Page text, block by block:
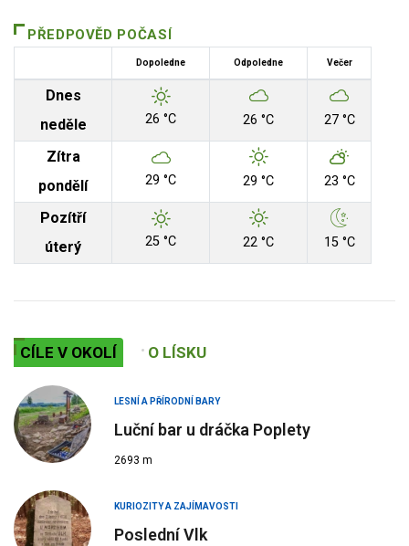
PŘEDPOVĚD POČASÍ
Dopoledne Odpoledne Večer
Dnes
neděle
26 °C 26 °C 27 °C
Zítra
pondělí
29 °C 29 °C 23 °C
Pozítří
úterý
25 °C 22 °C 15 °C
CÍLE V OKOLÍ O LÍSKU
LESNÍ A PŘÍRODNÍ BARY
Luční bar u dráčka Poplety
2693 m
KURIOZITY A ZAJÍMAVOSTI
Poslední Vlk